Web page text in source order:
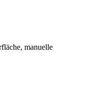
manuelle